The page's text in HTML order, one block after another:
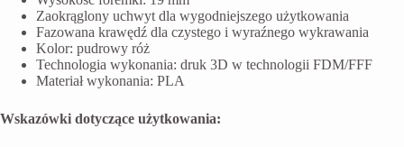
Zaokrąglony uchwyt dla wygodniejszego użytkowania
Fazowana krawędź dla czystego i wyraźnego wykrawania
Kolor: pudrowy róż
Technologia wykonania: druk 3D w technologii FDM/FFF
Materiał wykonania: PLA
Wskazówki dotyczące użytkowania: